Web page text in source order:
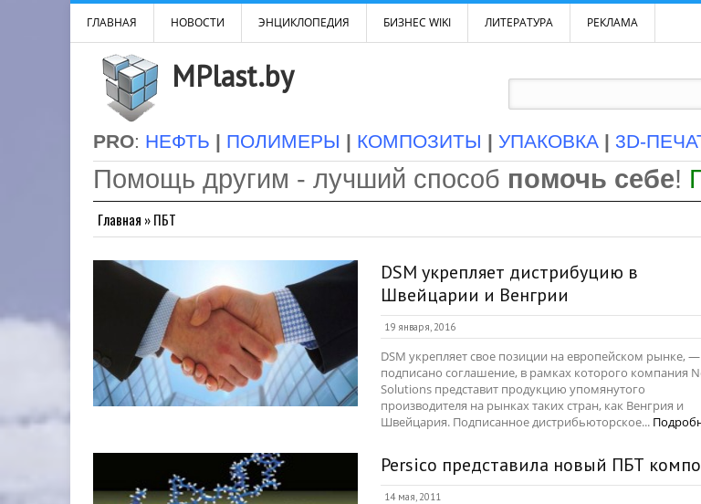
ГЛАВНАЯ НОВОСТИ ЭНЦИКЛОПЕДИЯ БИЗНЕС WIKI ЛИТЕРАТУРА РЕКЛАМА
MPlast.by
PRO: НЕФТЬ | ПОЛИМЕРЫ | КОМПОЗИТЫ | УПАКОВКА | 3D-
Помощь другим - лучший способ помочь себе!
Главная »ПБТ
DSM укрепляет дистрибуцию в
Швейцарии и Венгрии
19 января, 2016
DSM укрепляет свое позиции на европейском рынке, —
подписано соглашение, в рамках которого компания
Solutions представит продукцию упомянутого
производителя на рынках таких стран, как Венгрия и
Швейцария. Подписанное дистрибьюторское...
Persico представила новый ПБТ
14 мая, 2011